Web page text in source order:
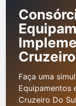
Faça uma
Equipamentos
Cruzeiro Do